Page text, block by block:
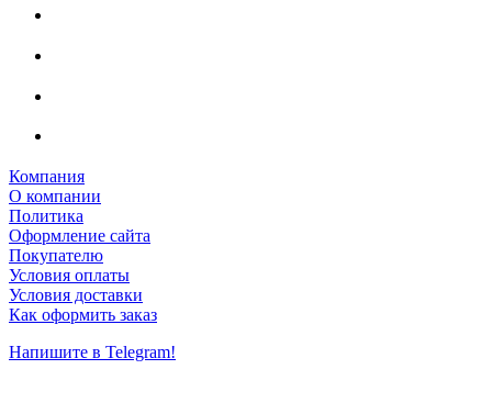
Компания
О компании
Политика
Оформление сайта
Покупателю
Условия оплаты
Условия доставки
Как оформить заказ
Напишите в Telegram!